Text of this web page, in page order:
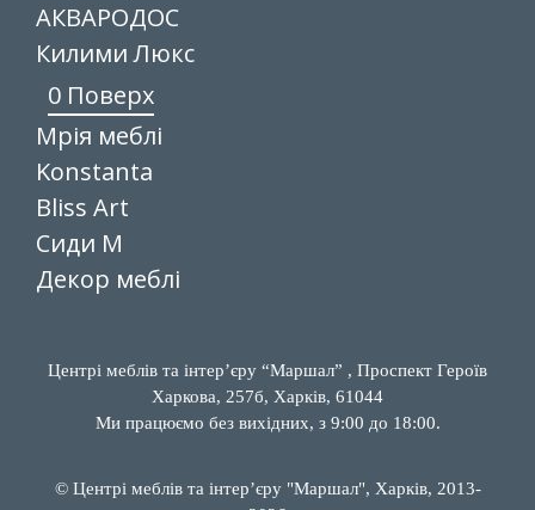
АКВАРОДОС
Килими Люкс
0 Поверх
Мрія меблі
Konstanta
Bliss Art
Сиди М
Декор меблі
Центрі меблів та інтер’єру “Маршал” , Проспект Героїв
Харкова, 257б, Харків, 61044
Ми працюємо без вихідних, з 9:00 до 18:00.
© Центрі меблів та інтер’єру "Маршал", Харків, 2013-